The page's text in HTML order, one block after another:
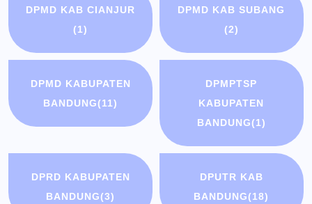
DPMD KAB CIANJUR
(1)
DPMD KAB SUBANG
(2)
DPMD KABUPATEN
BANDUNG(11)
DPMPTSP
KABUPATEN
BANDUNG(1)
DPRD KABUPATEN
BANDUNG(3)
DPUTR KAB
BANDUNG(18)